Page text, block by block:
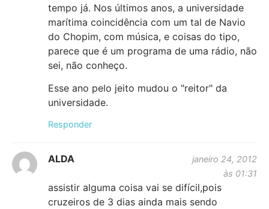
tempo já. Nos últimos anos, a universidade
marítima coincidência com um tal de Navio
do Chopim, com música, e coisas do tipo,
parece que é um programa de uma rádio, não
sei, não conheço.
Esse ano pelo jeito mudou o "reitor" da
universidade.
Responder
ALDA
janeiro 24, 2012
às 01:31
assistir alguma coisa vai se difícil,pois
cruzeiros de 3 dias ainda mais sendo